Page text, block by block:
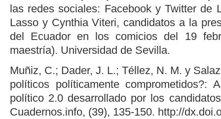
las redes sociales: Facebook y Twitter de
Lasso y Cynthia Viteri, candidatos a la
del Ecuador en los comicios del 19
maestría). Universidad de Sevilla.
Muñiz, C.; Dader, J. L.; Téllez, N. M. y
políticos políticamente comprometidos?:
político 2.0 desarrollado por los
Cuadernos.info, (39), 135-150. http://